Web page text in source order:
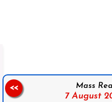
Mass
7 August
<<